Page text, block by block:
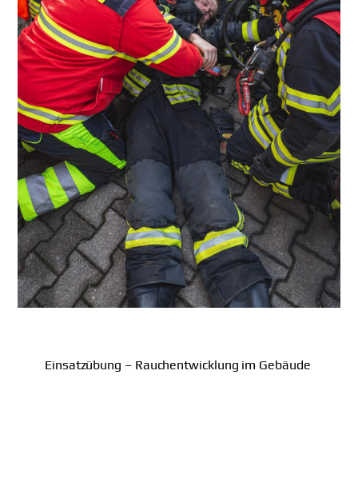
Einsatzübung – Rauchentwicklung im Gebäude